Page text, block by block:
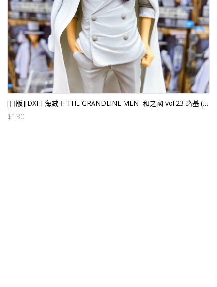
[日版][DXF] 海賊王 THE GRANDLINE MEN -和之國 vol.23 路基 (日)
$130